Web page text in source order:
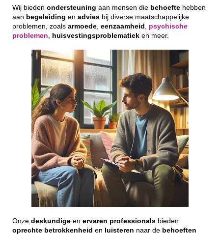
Wij bieden ondersteuning aan mensen die behoefte hebben
aan begeleiding en advies bij diverse maatschappelijke
problemen, zoals armoede eenzaamheid
psychische
problemen
huisvestingsproblematiek en meer.
Onze deskundige en ervaren professionals bieden
oprechte betrokkenheid en luisteren naar de behoeften